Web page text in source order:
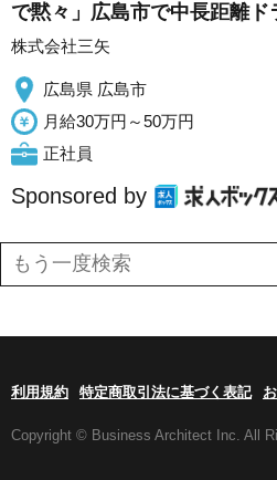
で黙々」広島市で中長距離ド
株式会社三矢
広島県 広島市
月給30万円～50万円
正社員
Sponsored by
利用規約 特定商取引法に基づく表記
Copyright © Business Architect Inc. All